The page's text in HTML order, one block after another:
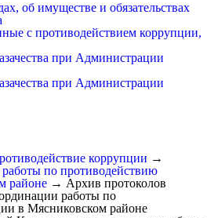
об имуществе и обязательствах
с противодействием коррупции,
при Администрации
при Администрации
коррупции →
по противодействию
районе → Архив протоколов
работы по
в Мясниковском районе